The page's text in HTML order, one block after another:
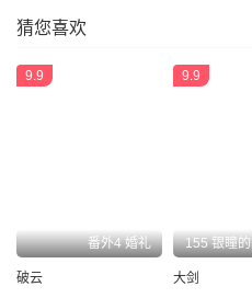
猜您喜欢
番外4 婚礼
9.9
破云
155 银瞳
9.9
大剑